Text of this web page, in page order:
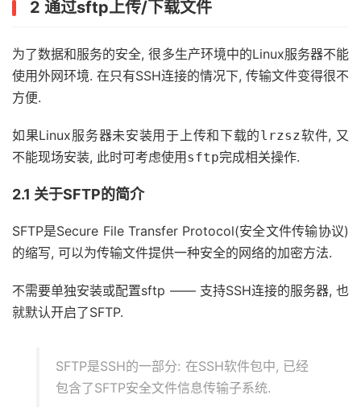
2 通过sftp上传/下载文件
为了数据和服务的安全, 很多生产环境中的Linux服务器不能
使用外网环境. 在只有SSH连接的情况下, 传输文件变得很不
方便.
如果Linux服务器未安装用于上传和下载的lrzsz软件, 又
不能现场安装, 此时可考虑使用 sftp完成相关操作.
2.1 关于SFTP的简介
SFTP是Secure File Transfer Protocol(安全文件传输协议)
的缩写, 可以为传输文件提供一种安全的网络的加密方法.
不需要单独安装或配置sftp —— 支持SSH连接的服务器, 也
就默认开启了SFTP.
SFTP是SSH的一部分: 在SSH软件包中, 已经
包含了SFTP安全文件信息传输子系统.